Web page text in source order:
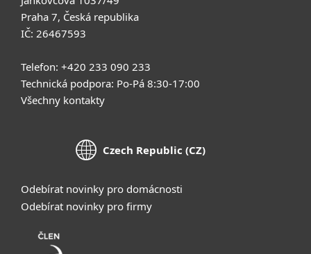
Praha 7, Česká republika
IČ: 26467593
Telefon: +420 233 090 233
Technická podpora: Po-Pá 8:30-17:00
Všechny kontakty
Czech Republic (CZ)
Odebírat novinky pro domácnosti
Odebírat novinky pro firmy